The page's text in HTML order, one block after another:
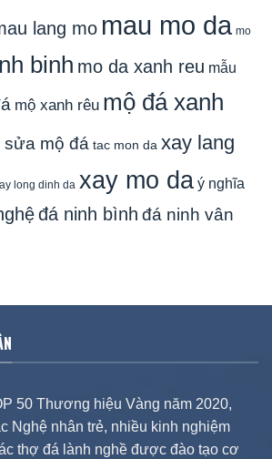
lang mo mau mo da mo
binh mo da xanh reu mẫu
mộ xanh rêu mộ đá xanh
sửa mộ đá tac mon da xay lang
long dinh da xay mo da ý nghĩa
đá ninh bình đá ninh vân
50 Thương hiệu Vàng năm 2020,
Nghệ nhân trẻ, nhiều kinh nghiệm
thợ đá lành nghề được đào tạo cơ